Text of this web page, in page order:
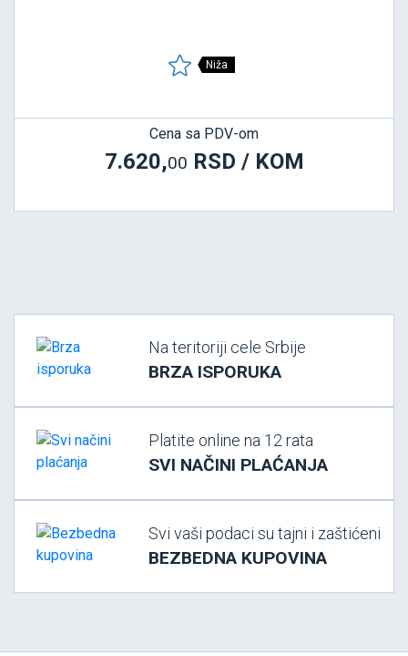
Niža
Cena sa PDV-om
7.620,00 RSD / KOM
Na teritoriji cele Srbije
BRZA ISPORUKA
Platite online na 12 rata
SVI NAČINI PLAĆANJA
Svi vaši podaci su tajni i zaštićeni
BEZBEDNA KUPOVINA